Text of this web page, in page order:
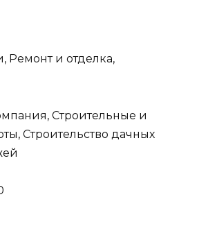
Ремонт и отделка,
Строительные и
Строительство дачных